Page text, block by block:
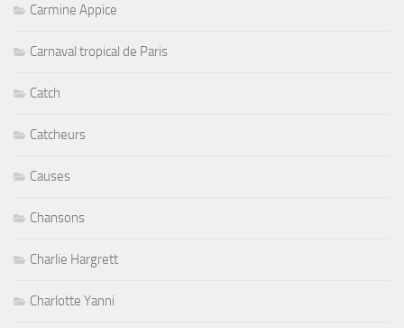
Carmine Appice
Carnaval tropical de Paris
Catch
Catcheurs
Causes
Chansons
Charlie Hargrett
Charlotte Yanni